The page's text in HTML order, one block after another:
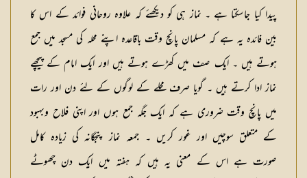
پیدا کیا جاسکتا ہے ۔ نماز ہی کو دیکھئے کہ علاوہ روحانی فوائد کے اس کا
بین فائدہ یہ ہے کہ مسلمان پانچ وقت باقاعدہ اپنے محلہ کی مسجد میں جمع
ہوتے ہیں ۔ ایک صف میں کھڑے ہوتے ہیں اور ایک امام کے پیچھے
نماز ادا کرتے ہیں ۔ گویا صرف محلے کے لوگوں کے لئے دن اور رات
میں پانچ وقت ضروری ہے کہ ایک جگہ جمع ہوں اور اپنی فلاح وبہبود
کے متعلق سوچیں اور غور کریں ۔ جمعہ نماز پنجگانہ کی زیادہ کامل
صورت ہے اس کے معنی یہ ہیں کہ ہفتہ میں ایک دن چھوٹے